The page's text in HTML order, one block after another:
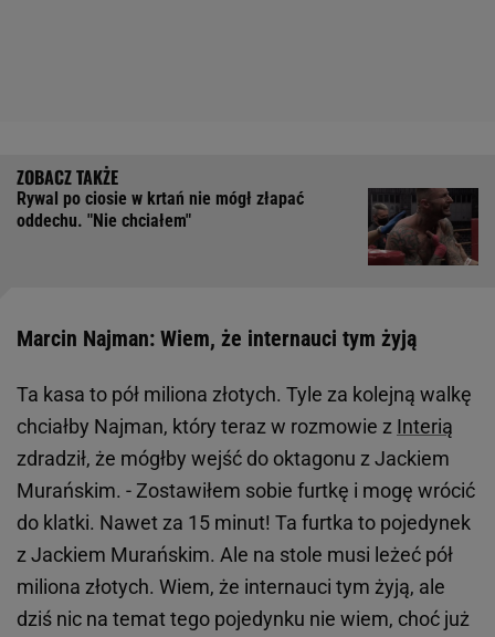
Rywal po ciosie w krtań nie mógł złapać
oddechu. "Nie chciałem"
Marcin Najman: Wiem, że internauci tym żyją
Ta kasa to pół miliona złotych. Tyle za kolejną walkę
chciałby Najman, który teraz w rozmowie z Interią
zdradził, że mógłby wejść do oktagonu z Jackiem
Murańskim. - Zostawiłem sobie furtkę i mogę wrócić
do klatki. Nawet za 15 minut! Ta furtka to pojedynek
z Jackiem Murańskim. Ale na stole musi leżeć pół
miliona złotych. Wiem, że internauci tym żyją, ale
dziś nic na temat tego pojedynku nie wiem, choć już